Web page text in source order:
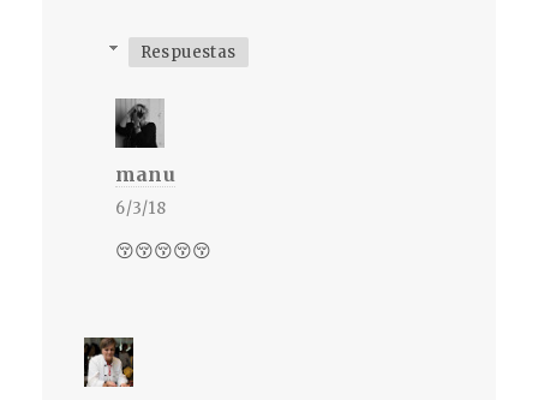
Respuestas
manu
6/3/18
😚😚😚😚😚